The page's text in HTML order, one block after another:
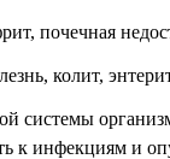
почечная
колит,
системы
к инфекциям и